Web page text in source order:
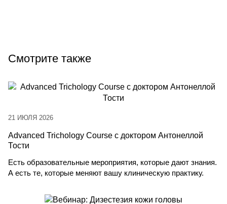
Смотрите также
21 ИЮЛЯ 2026
Advanced Trichology Course с доктором Антонеллой
Тости
Есть образовательные мероприятия, которые дают знания.
А есть те, которые меняют вашу клиническую практику.